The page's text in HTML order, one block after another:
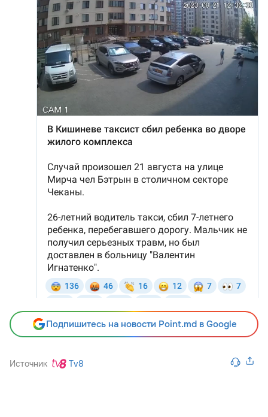
Подпишитесь на новости Point.md в Google
Источник Tv8